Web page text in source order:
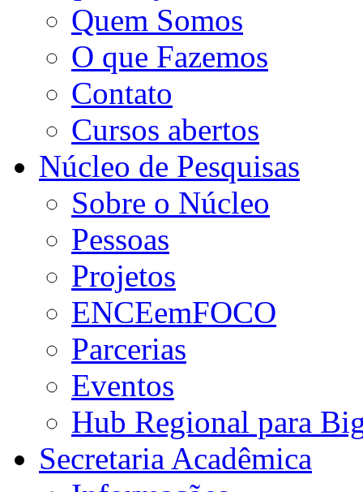
Quem Somos
O que Fazemos
Contato
Cursos abertos
Núcleo de Pesquisas
Sobre o Núcleo
Pessoas
Projetos
ENCEemFOCO
Parcerias
Eventos
Hub Regional para
Secretaria Acadêmica